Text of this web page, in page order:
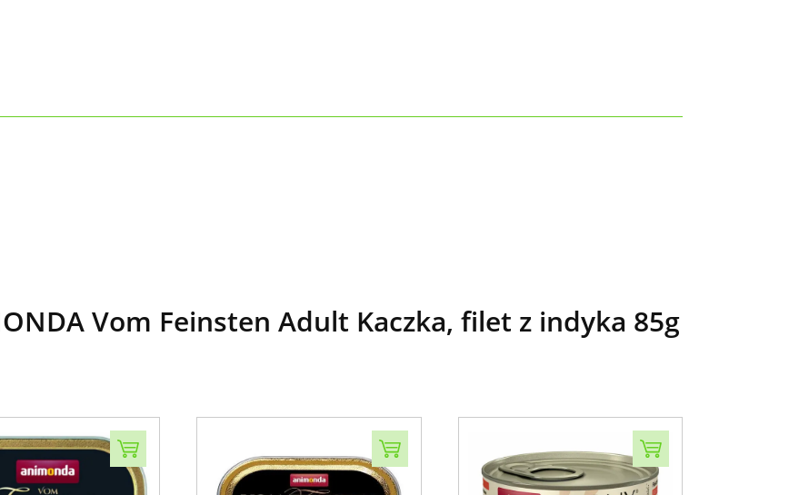
Vom Feinsten Adult Kaczka, filet z indyka 85g